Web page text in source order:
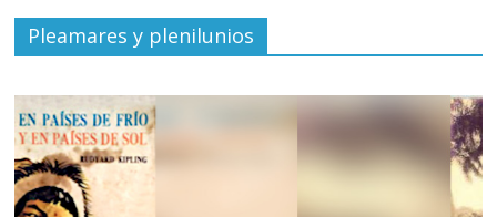
Pleamares y plenilunios